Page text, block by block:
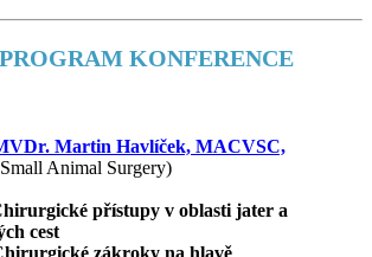
KONFERENCE
Martin Havlíček, MACVSC,
Animal Surgery)
přístupy v oblasti jater a
cest
zákroky na hlavě